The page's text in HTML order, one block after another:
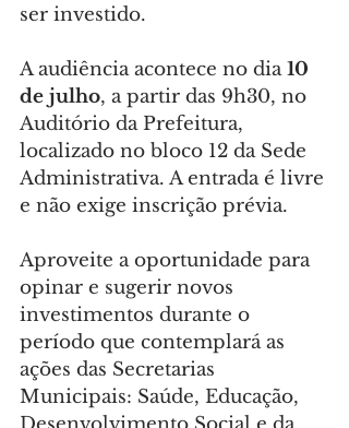
ser investido.
A audiência acontece no dia 10
de julho, a partir das 9h30, no
Auditório da Prefeitura,
localizado no bloco 12 da Sede
Administrativa. A entrada é livre
e não exige inscrição prévia.
Aproveite a oportunidade para
opinar e sugerir novos
investimentos durante o
período que contemplará as
ações das Secretarias
Municipais: Saúde, Educação,